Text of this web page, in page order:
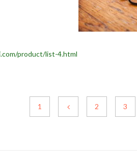
product/list-4.html
1 2 3